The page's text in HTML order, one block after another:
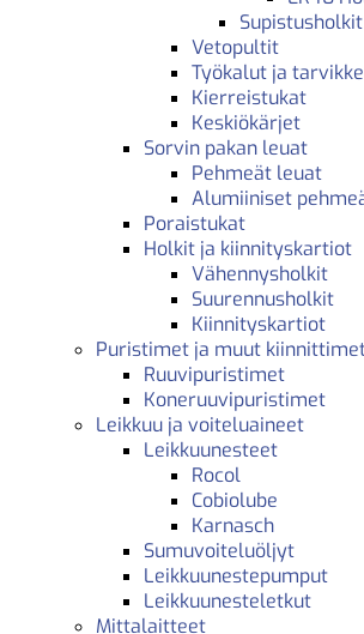
Supistusholkit
Vetopultit
Työkalut ja
Kierreistukat
Keskiökärjet
Sorvin pakan leuat
Pehmeät leuat
Alumiiniset
Poraistukat
Holkit ja kiinnityskartiot
Vähennysholkit
Suurennusholkit
Kiinnityskartiot
Puristimet ja muut
Ruuvipuristimet
Koneruuvipuristimet
Leikkuu ja voiteluaineet
Leikkuunesteet
Rocol
Cobiolube
Karnasch
Sumuvoiteluöljyt
Leikkuunestepumput
Leikkuunesteletkut
Mittalaitteet